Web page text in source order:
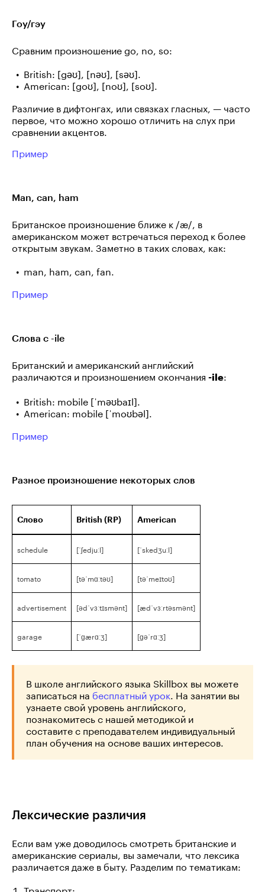
Гоу/гэу
Сравним произношение go, no, so:
British: [gəʊ], [nəʊ], [səʊ].
American: [goʊ], [noʊ], [soʊ].
Различие в дифтонгах, или связках гласных, — часто
первое, что можно хорошо отличить на слух при
сравнении акцентов.
Пример
Man, can, ham
Британское произношение ближе к /æ/, в
американском может встречаться переход к более
открытым звукам. Заметно в таких словах, как:
man, ham, can, fan.
Пример
Слова с -ile
Британский и американский английский
различаются и произношением окончания -ile:
British: mobile [ˈməʊbaɪl].
American: mobile [ˈmoʊbəl].
Пример
Разное произношение некоторых слов
Слово British (RP) American
schedule [ˈʃedjuːl] [ˈskedʒuːl]
tomato [təˈmɑːtəʊ] [təˈmeɪtoʊ]
advertisement [ədˈvɜːtɪsmənt] [ædˈvɜːrtəsmənt]
garage [ˈɡærɑːʒ] [ɡəˈrɑːʒ]
В школе английского языка Skillbox вы можете
записаться на бесплатный урок . На занятии вы
узнаете свой уровень английского,
познакомитесь с нашей методикой и
составите с преподавателем индивидуальный
план обучения на основе ваших интересов.
Лексические различия
Если вам уже доводилось смотреть британские и
американские сериалы, вы замечали, что лексика
различается даже в быту. Разделим по тематикам: